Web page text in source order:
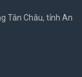
Tân Châu, tỉnh An